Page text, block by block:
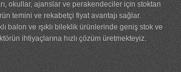
okullar, ajanslar ve perakendeciler için stoktan
temini ve rekabetçi fiyat avantajı sağlar.
balon ve ışıklı bileklik ürünlerinde geniş stok ve
ihtiyaçlarına hızlı çözüm üretmekteyiz.